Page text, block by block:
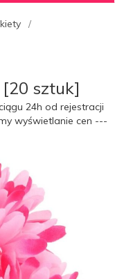
sztuk]
24h od rejestracji
wyświetlanie cen ---